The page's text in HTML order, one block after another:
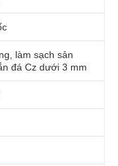
làm sạch sản
đá Cz dưới 3 mm